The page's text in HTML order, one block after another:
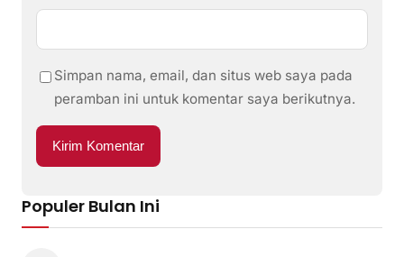
Simpan nama, email, dan situs web saya pada
peramban ini untuk komentar saya berikutnya.
Populer Bulan Ini